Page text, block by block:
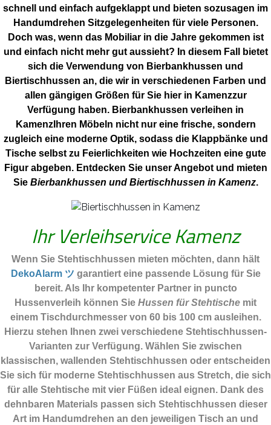
schnell und einfach aufgeklappt und bieten sozusagen im
Handumdrehen Sitzgelegenheiten für viele Personen.
Doch was, wenn das Mobiliar in die Jahre gekommen ist
und einfach nicht mehr gut aussieht? In diesem Fall bietet
sich die Verwendung von Bierbankhussen und
Biertischhussen an, die wir in verschiedenen Farben und
allen gängigen Größen für Sie hier in Kamenzzur
Verfügung haben. Bierbankhussen verleihen in
KamenzIhren Möbeln nicht nur eine frische, sondern
zugleich eine moderne Optik, sodass die Klappbänke und
Tische selbst zu Feierlichkeiten wie Hochzeiten eine gute
Figur abgeben. Entdecken Sie unser Angebot und mieten
Sie Bierbankhussen und Biertischhussen in Kamenz.
Ihr Verleihservice Kamenz
Wenn Sie Stehtischhussen mieten möchten, dann hält
DekoAlarm ツ garantiert eine passende Lösung für Sie
bereit. Als Ihr kompetenter Partner in puncto
Hussenverleih können Sie Hussen für Stehtische mit
einem Tischdurchmesser von 60 bis 100 cm ausleihen.
Hierzu stehen Ihnen zwei verschiedene Stehtischhussen-
Varianten zur Verfügung. Wählen Sie zwischen
klassischen, wallenden Stehtischhussen oder entscheiden
Sie sich für moderne Stehtischhussen aus Stretch, die sich
für alle Stehtische mit vier Füßen ideal eignen. Dank des
dehnbaren Materials passen sich Stehtischhussen dieser
Art im Handumdrehen an den jeweiligen Tisch an und